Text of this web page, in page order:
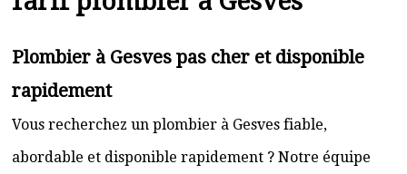
Plombier à Gesves pas cher et disponible
rapidement
Vous recherchez un plombier à Gesves fiable,
abordable et disponible rapidement ? Notre équipe